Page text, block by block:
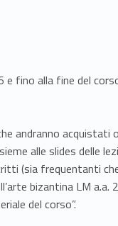
fino alla fine del
andranno
alle slides delle
(sia frequentanti
bizantina LM
del corso”.